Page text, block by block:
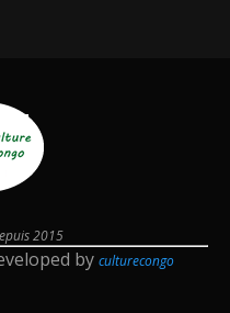
2015
by culturecongo